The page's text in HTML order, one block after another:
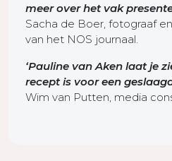
meer over het vak
Sacha de Boer, fotograaf
van het NOS journaal.
‘Pauline van Aken laat je
recept is voor een
Wim van Putten, media